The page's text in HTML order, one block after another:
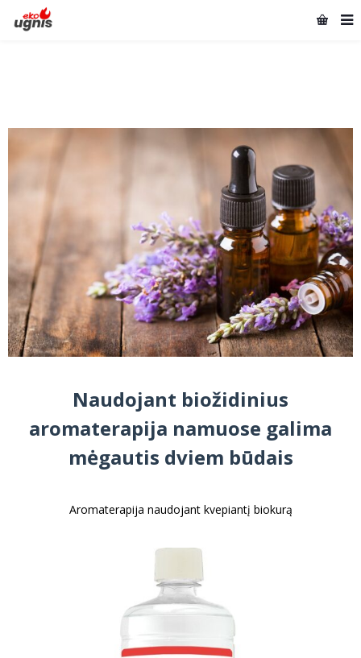
Naudojant biožidinius
aromaterapija namuose galima
mėgautis dviem būdais
Aromaterapija naudojant kvepiantį biokurą